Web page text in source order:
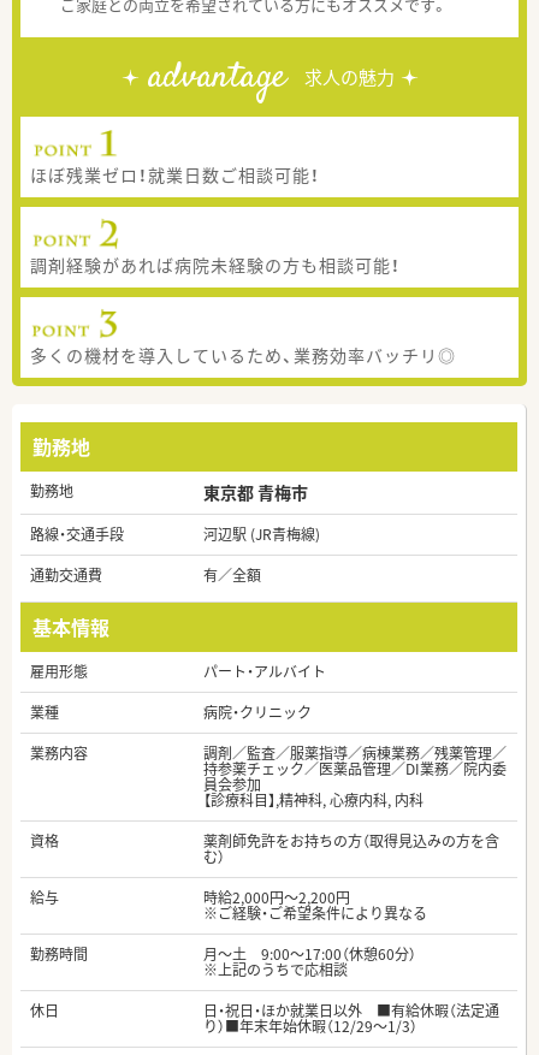
advantage 求人の魅力
ほぼ残業ゼロ！就業日数ご相談可能！
調剤経験があれば病院未経験の方も相談可能！
多くの機材を導入しているため、業務効率バッチリ◎
勤務地
勤務地 東京都 青梅市
路線・交通手段
河辺駅 (JR青梅線)
通勤交通費
有／全額
基本情報
雇用形態
パート・アルバイト
業種
病院・クリニック
業務内容
調剤／監査／服薬指導／病棟業務／残薬管理／
持参薬チェック／医薬品管理／DI業務／院内委
員会参加
【診療科目】,精神科, 心療内科, 内科
資格
薬剤師免許をお持ちの方（取得見込みの方を含
む）
給与
時給2,000円～2,200円
※ご経験・ご希望条件により異なる
勤務時間
月～土 9:00～17:00（休憩60分）
※上記のうちで応相談
休日
日・祝日・ほか就業日以外 ■有給休暇（法定通
り）■年末年始休暇（12/29～1/3）